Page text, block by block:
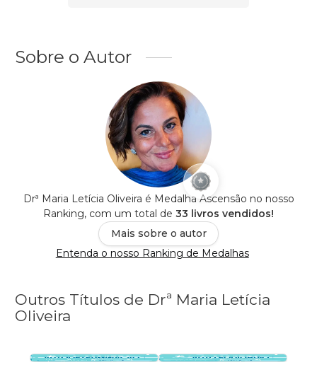
Sobre o Autor
Drª Maria Letícia Oliveira é Medalha Ascensão no nosso
Ranking, com um total de 33 livros vendidos!
Mais sobre o autor
Entenda o nosso Ranking de Medalhas
Outros Títulos de Drª Maria Letícia
Oliveira